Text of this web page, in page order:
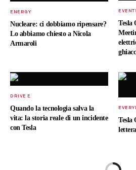
ENERGY
Nucleare: ci dobbiamo ripensare?
Lo abbiamo chiesto a Nicola
Armaroli
Tesla
DRIVE E
Quando la tecnologia salva la
vita: la storia reale di un incidente
con Tesla
Tesla